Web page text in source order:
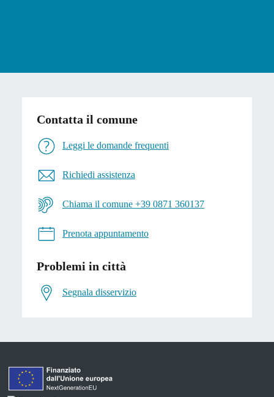
Contatta il comune
Leggi le domande frequenti
Richiedi assistenza
Chiama il comune +39 0871 360137
Prenota appuntamento
Problemi in città
Segnala disservizio